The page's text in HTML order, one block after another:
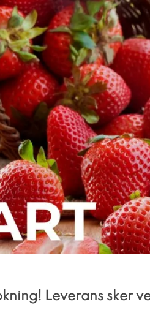
Leverans sker